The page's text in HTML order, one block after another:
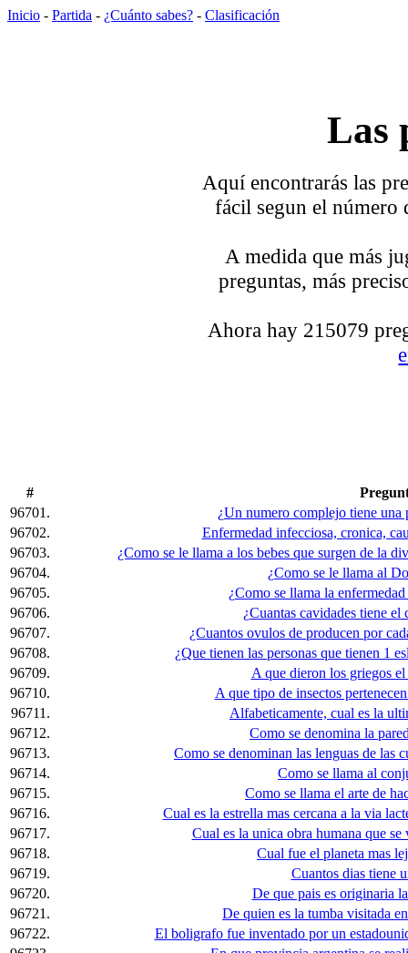
Inicio - Partida - ¿Cuánto sabes? - Clasificación
Las
Aquí encontrarás las
fácil segun el número
A medida que más
preguntas, más
Ahora hay 215079
#
96701.
¿Un numero complejo tiene una
96702.
Enfermedad infecciosa, cronica,
96703.
¿Como se le llama a los bebes que surgen de la
96704.
¿Como se le llama al
96705.
¿Como se llama la
96706.
¿Cuantas cavidades tiene el
96707.
¿Cuantos ovulos de producen por
96708.
¿Que tienen las personas que tienen 1
96709.
A que dieron los griegos
96710.
A que tipo de insectos
96711.
Alfabeticamente, cual es la
96712.
Como se denomina la
96713.
Como se denominan las lenguas de las
96714.
Como se llama al
96715.
Como se llama el arte de
96716.
Cual es la estrella mas cercana a la via
96717.
Cual es la unica obra humana que
96718.
Cual fue el planeta mas
96719.
Cuantos dias tiene
96720.
De que pais es originaria
96721.
De quien es la tumba visitada
96722.
El boligrafo fue inventado por un